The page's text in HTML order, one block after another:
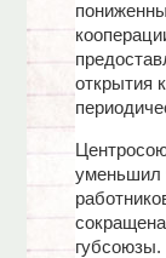
открытия
уменьшил
губсоюзы.